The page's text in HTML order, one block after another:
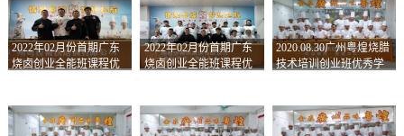
2022年02月份首期广东
烧卤创业全能班课程优
2022年02月份首期广东
烧卤创业全能班课程优
2020.08.30广州粤煌烧腊
技术培训创业班优秀学